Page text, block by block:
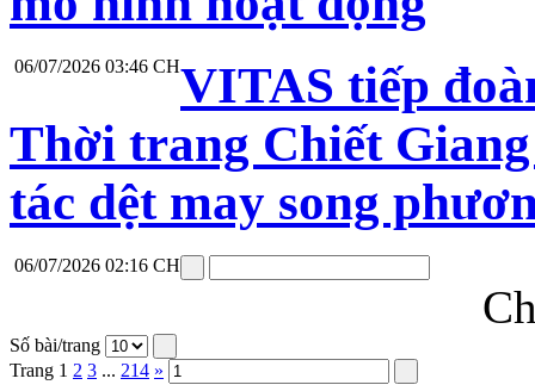
06/07/2026 03:46 CHVITAS tiếp
Thời trang Chiết
tác dệt may song
06/07/2026 02:16 CH
Số bài/trang
Trang 1 2 3 ... 214 »